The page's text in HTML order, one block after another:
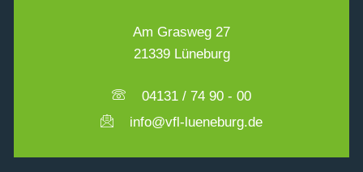
Am Grasweg 27
21339 Lüneburg
04131 / 74 90 - 00
info@vfl-lueneburg.de